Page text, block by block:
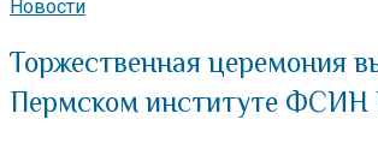
Новости
Торжественная церемония
Пермском институте ФСИН